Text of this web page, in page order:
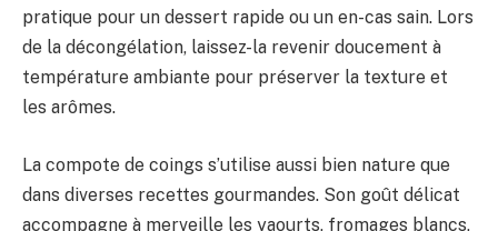
pratique pour un dessert rapide ou un en-cas sain. Lors
de la décongélation, laissez-la revenir doucement à
température ambiante pour préserver la texture et
les arômes.
La compote de coings s’utilise aussi bien nature que
dans diverses recettes gourmandes. Son goût délicat
accompagne à merveille les yaourts, fromages blancs,